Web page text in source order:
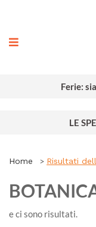
Ferie:
LE
Home Risultati
e ci sono risultati.